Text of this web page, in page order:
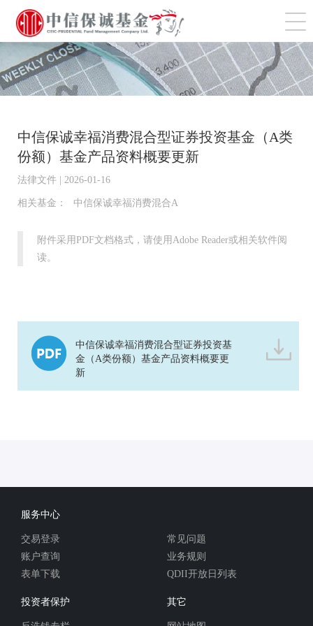
切
中信保诚幸福消费混合型证券投资基金（A类
份额）基金产品资料概要更新
法律文件 | 2026-01-16
相关基金： 中信保诚幸福消费混合A
附件采用PDF文档格式，请使用Adobe Reader或相关软件阅
读。
中信保诚幸福消费混合型证券投资基
金（A类份额）基金产品资料概要更
新
服务中心
交易登录
账户查询
表单下载
常见问题
业务规则
QDII开放日列表
投资者保护 其它